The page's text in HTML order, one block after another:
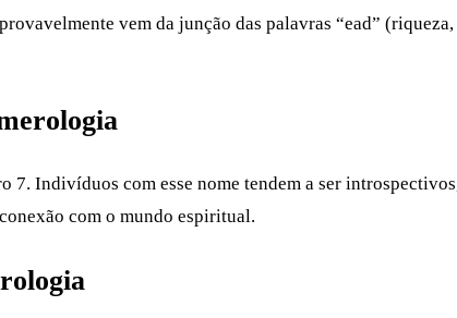
vem da junção das palavras “ead”
7. Indivíduos com esse nome tendem a ser
com o mundo espiritual.